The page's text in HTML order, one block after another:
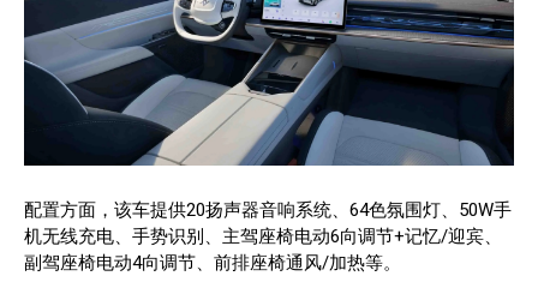
配置方面，该车提供20扬声器音响系统、64色氛围灯、50W手
机无线充电、手势识别、主驾座椅电动6向调节+记忆/迎宾、
副驾座椅电动4向调节、前排座椅通风/加热等。